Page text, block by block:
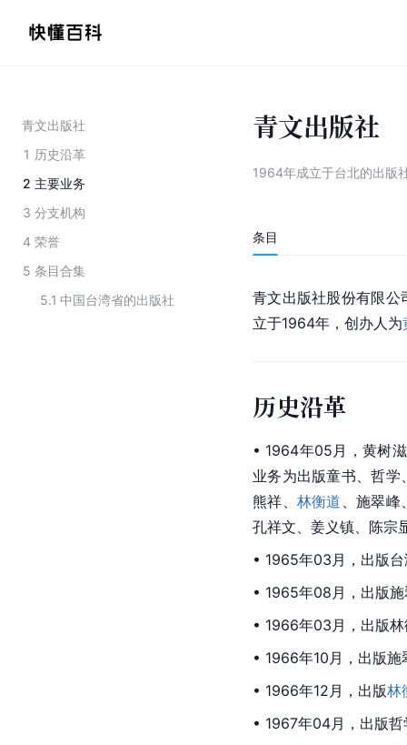
青文出版社
1 历史沿革
2 主要业务
3 分支机构
4 荣誉
5 条目合集
5.1 中国台湾省的出版社
青文出版社
1964年成立于台北的出版
条目
青文出版社股份有限公
立于1964年，创办人为
历史沿革
• 1964年05月，黄树
业务为出版童书、哲
熊祥、 林衡道 、施翠峰
孔祥文、姜义镇、陈宗
• 1965年03月，出版
• 1965年08月，出版
• 1966年03月，出版
• 1966年10月，出版
• 1966年12月，出版林
• 1967年04月，出版